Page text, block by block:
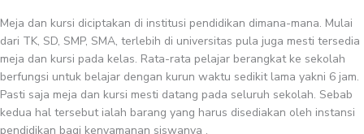
Meja dan kursi diciptakan di institusi pendidikan dimana-mana. Mulai
dari TK, SD, SMP, SMA, terlebih di universitas pula juga mesti tersedia
meja dan kursi pada kelas. Rata-rata pelajar berangkat ke sekolah
berfungsi untuk belajar dengan kurun waktu sedikit lama yakni 6 jam.
Pasti saja meja dan kursi mesti datang pada seluruh sekolah. Sebab
kedua hal tersebut ialah barang yang harus disediakan oleh instansi
pendidikan bagi kenyamanan siswanya .